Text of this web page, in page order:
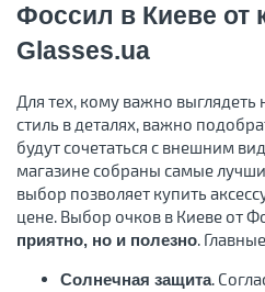
Фоссил в Киеве от
Glasses.ua
Для тех, кому важно
стиль в деталях, важно
будут сочетаться с внешним
магазине собраны самые
выбор позволяет купить
цене. Выбор очков в Киеве от
приятно, но и полезно.
Солнечная защита.